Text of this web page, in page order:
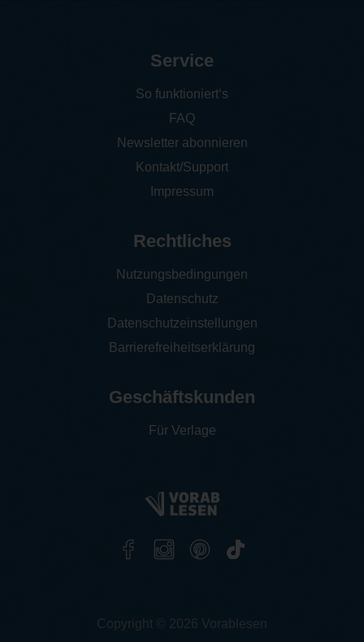
Service
So funktioniert‘s
FAQ
Newsletter abonnieren
Kontakt/Support
Impressum
Rechtliches
Nutzungsbedingungen
Datenschutz
Datenschutzeinstellungen
Barrierefreiheitserklärung
Geschäftskunden
Für Verlage
Copyright © 2026 Vorablesen